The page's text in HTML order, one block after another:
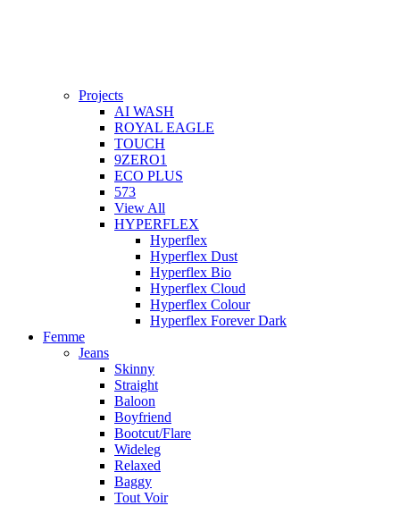
Projects
AI WASH
ROYAL EAGLE
TOUCH
9ZERO1
ECO PLUS
573
View All
HYPERFLEX
Hyperflex
Hyperflex Dust
Hyperflex Bio
Hyperflex Cloud
Hyperflex Colour
Hyperflex Forever Dark
Femme
Jeans
Skinny
Straight
Baloon
Boyfriend
Bootcut/Flare
Wideleg
Relaxed
Baggy
Tout Voir